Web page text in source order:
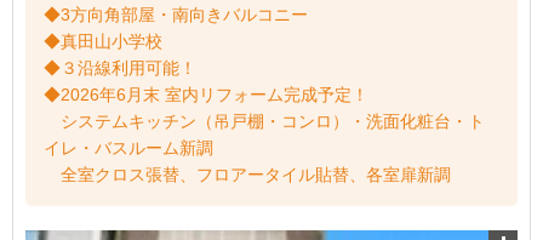
◆3方向角部屋・南向きバルコニー
◆真田山小学校
◆３沿線利用可能！
◆2026年6月末 室内リフォーム完成予定！
システムキッチン（吊戸棚・コンロ）・洗面化粧台・ト
イレ・バスルーム新調
全室クロス張替、フロアータイル貼替、各室扉新調